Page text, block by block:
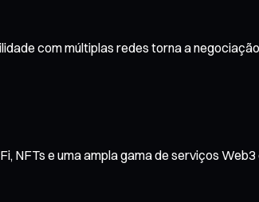
com múltiplas redes torna a
NFTs e uma ampla gama de serviços